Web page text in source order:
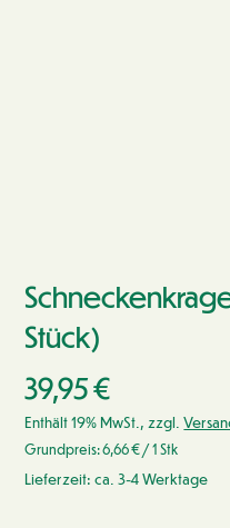
Stück)
39,95€
Enthält 19% MwSt., zzgl.
Grundpreis:6,66€/ 1 Stk
Lieferzeit: ca. 3-4 Werktage